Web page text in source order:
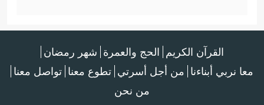
القرآن الكريم الحج والعمرة شهر رمضان
معا نربي أبناءنا من أجل أسرتي تطوع معنا تواصل معنا
من نحن